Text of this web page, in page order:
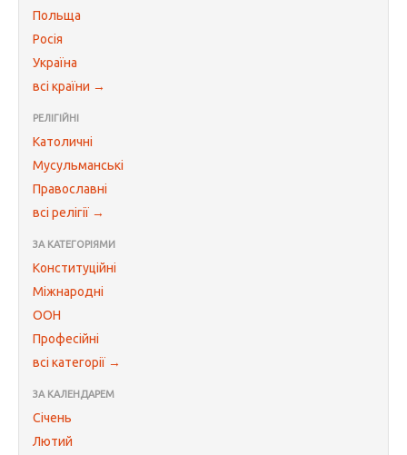
Польща
Росія
Україна
всі країни →
РЕЛІГІЙНІ
Католичні
Мусульманські
Православні
всі релігії →
ЗА КАТЕГОРІЯМИ
Конституційні
Міжнародні
ООН
Професійні
всі категорії →
ЗА КАЛЕНДАРЕМ
Січень
Лютий